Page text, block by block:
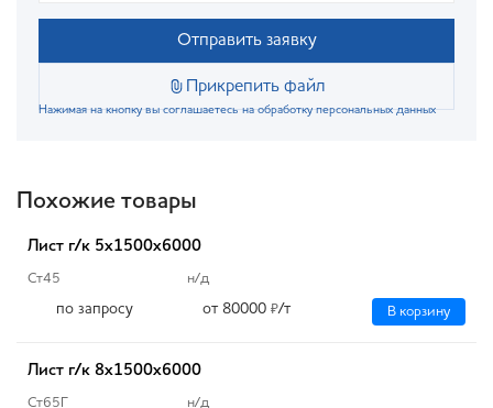
Отправить заявку
Прикрепить файл
Нажимая на кнопку вы соглашаетесь на обработку персональных данных
Похожие товары
Лист г/к 5х1500х6000
Ст45 н/д
по запросу от 80000 ₽/т В корзину
Лист г/к 8х1500х6000
Ст65Г н/д